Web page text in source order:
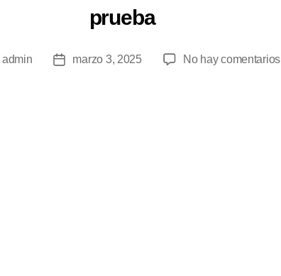
prueba
admin marzo 3, 2025 No hay comentarios